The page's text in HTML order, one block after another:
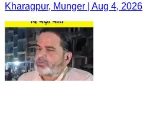
Kharagpur, Munger | Aug 4, 2026